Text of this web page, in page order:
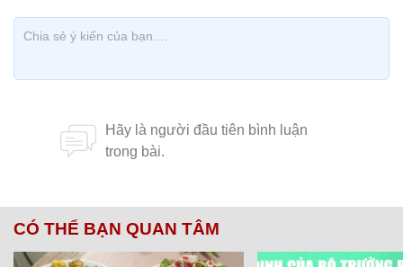
CÓ THỂ BẠN QUAN TÂM